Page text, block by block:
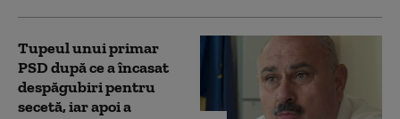
Tupeul unui primar
PSD după ce a încasat
despăgubiri pentru
secetă, iar apoi a